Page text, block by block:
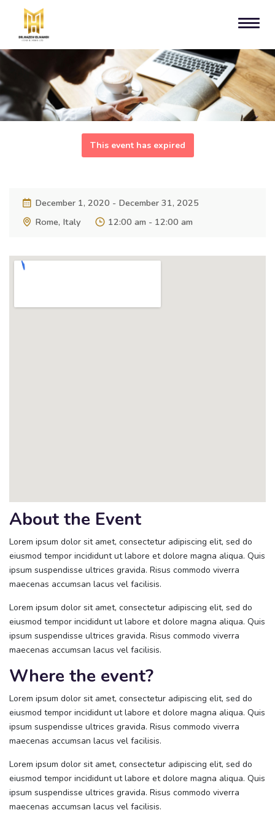
This event has expired
December 1, 2020 - December 31, 2025
Rome, Italy
12:00 am - 12:00 am
About the Event
Lorem ipsum dolor sit amet, consectetur adipiscing elit, sed do
eiusmod tempor incididunt ut labore et dolore magna aliqua. Quis
ipsum suspendisse ultrices gravida. Risus commodo viverra
maecenas accumsan lacus vel facilisis.
Lorem ipsum dolor sit amet, consectetur adipiscing elit, sed do
eiusmod tempor incididunt ut labore et dolore magna aliqua. Quis
ipsum suspendisse ultrices gravida. Risus commodo viverra
maecenas accumsan lacus vel facilisis.
Where the event?
Lorem ipsum dolor sit amet, consectetur adipiscing elit, sed do
eiusmod tempor incididunt ut labore et dolore magna aliqua. Quis
ipsum suspendisse ultrices gravida. Risus commodo viverra
maecenas accumsan lacus vel facilisis.
Lorem ipsum dolor sit amet, consectetur adipiscing elit, sed do
eiusmod tempor incididunt ut labore et dolore magna aliqua. Quis
ipsum suspendisse ultrices gravida. Risus commodo viverra
maecenas accumsan lacus vel facilisis.